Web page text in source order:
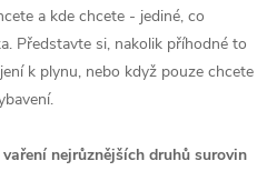
a kde chcete - jediné, co
Představte si, nakolik příhodné to
k plynu, nebo když pouze chcete
nejrůznějších druhů surovin